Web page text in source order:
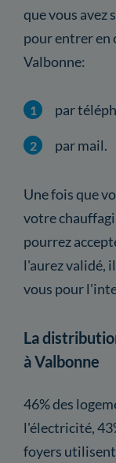
que vous avez
pour entrer en
Valbonne:
par
par mail.
Une fois que
votre
pourrez
l'aurez validé,
vous pour
La
à Valbonne
46% des
l'électricité,
foyers